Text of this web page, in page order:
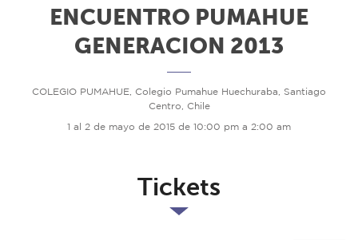
ENCUENTRO PUMAHUE
GENERACION 2013
COLEGIO PUMAHUE, Colegio Pumahue Huechuraba, Santiago
Centro, Chile
1 al 2 de mayo de 2015 de 10:00 pm a 2:00 am
Tickets